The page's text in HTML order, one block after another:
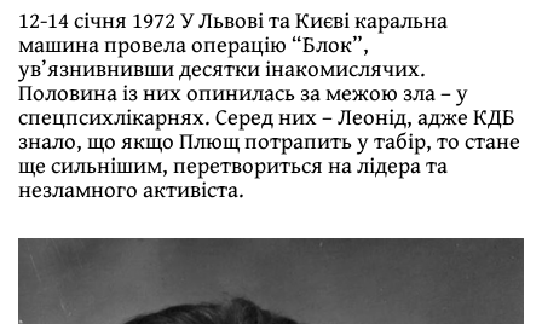
12-14 січня 1972 У Львові та Києві каральна
машина провела операцію “Блок”,
ув’язнивнивши десятки інакомислячих.
Половина із них опинилась за межою зла – у
спецпсихлікарнях. Серед них – Леонід, адже КДБ
знало, що якщо Плющ потрапить у табір, то стане
ще сильнішим, перетвориться на лідера та
незламного активіста.